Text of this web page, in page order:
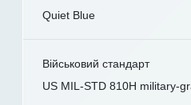
Quiet Blue
Військовий стандарт
US MIL-STD 810H military-